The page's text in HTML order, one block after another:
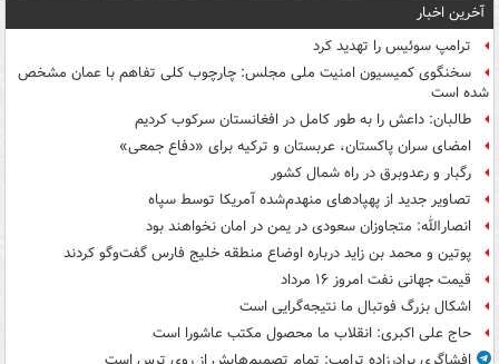
آخرین اخبار
ترامپ سوئیس را تهدید کرد
سخنگوی کمیسیون امنیت ملی مجلس: چارچوب کلی تفاهم با عمان مشخص
شده است
طالبان: داعش را به طور کامل در افغانستان سرکوب کردیم
امضای سران پاکستان، عربستان و ترکیه برای «دفاع جمعی»
رگبار و رعدوبرق در راه شمال کشور
تصاویر جدید از پهپادهای منهدم‌شده آمریکا توسط سپاه
انصارالله: متجاوزان سعودی در یمن در امان نخواهند بود
پوتین و محمد بن زاید درباره اوضاع منطقه خلیج فارس گفت‌وگو کردند
قیمت جهانی نفت امروز ۱۶ مرداد
اشکال بزرگ فوتبال ما نتیجه‌گرایی است
حاج علی اکبری: انقلاب ما محصول مکتب عاشورا است